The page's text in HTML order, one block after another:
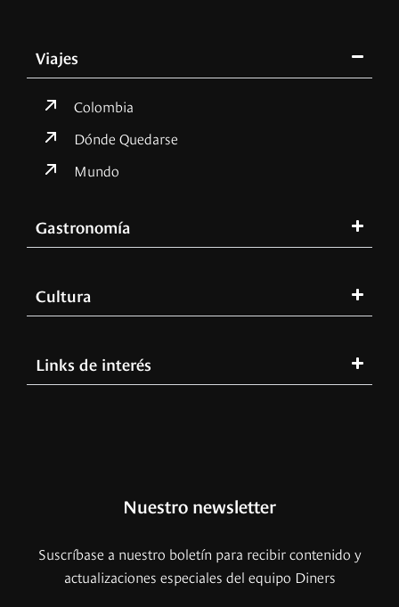
Viajes
Colombia
Dónde Quedarse
Mundo
Gastronomía
Cultura
Links de interés
Nuestro newsletter
Suscríbase a nuestro boletín para recibir contenido y
actualizaciones especiales del equipo Diners